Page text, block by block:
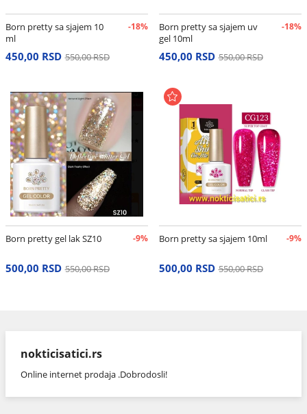
Born pretty sa sjajem 10
ml
-18%
450,00 RSD 550,00 RSD
Born pretty sa sjajem uv
gel 10ml
-18%
450,00 RSD 550,00 RSD
Born pretty gel lak SZ10 -9%
500,00 RSD 550,00 RSD
Born pretty sa sjajem 10ml -9%
500,00 RSD 550,00 RSD
nokticisatici.rs
Online internet prodaja .Dobrodosli!